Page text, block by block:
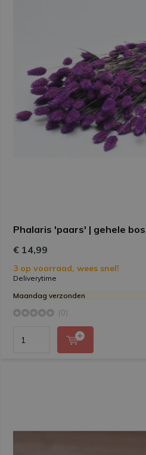
Phalaris 'paars' | gehele bos
€ 14,99
3 op voorraad, wees snel!
Deliverytime
Maandag verzonden
(0)